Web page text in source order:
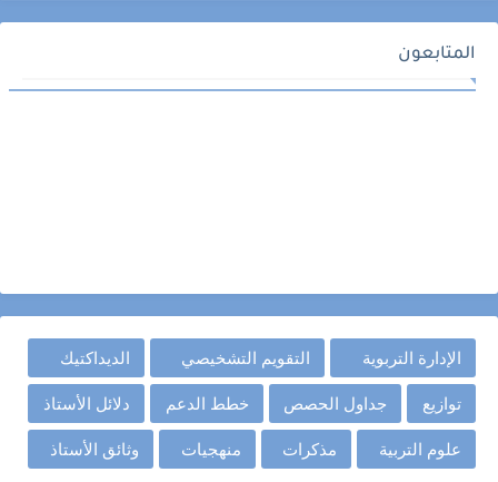
المتابعون
الإدارة التربوية التقويم التشخيصي الديداكتيك
توازيع جداول الحصص خطط الدعم دلائل الأستاذ
علوم التربية مذكرات منهجيات وثائق الأستاذ